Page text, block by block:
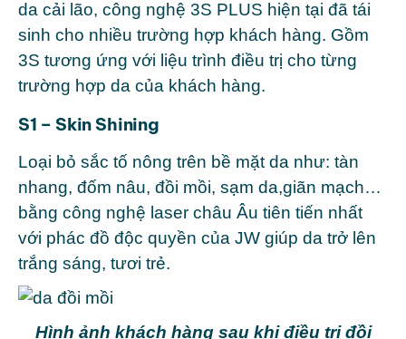
da cải lão, công nghệ 3S PLUS hiện tại đã tái
sinh cho nhiều trường hợp khách hàng. Gồm
3S tương ứng với liệu trình điều trị cho từng
trường hợp da của khách hàng.
S1 – Skin Shining
Loại bỏ sắc tố nông trên bề mặt da như: tàn
nhang, đốm nâu, đồi mồi, sạm da,giãn mạch…
bằng công nghệ laser châu Âu tiên tiến nhất
với phác đồ độc quyền của JW giúp da trở lên
trắng sáng, tươi trẻ.
Hình ảnh khách hàng sau khi điều trị đồi